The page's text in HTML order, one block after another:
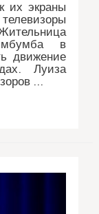
их экраны
в
движение
Луиза
…